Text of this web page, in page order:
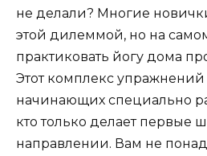
не делали? Многие
этой дилеммой, но на
практиковать йогу дома
Этот комплекс
начинающих специально
кто только делает первые
направлении. Вам не